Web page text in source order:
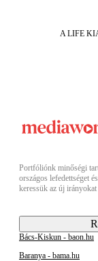
A LIFE
Portfóliónk minőségi
országos lefedettséget
keressük az új
Bács-Kiskun - baon.hu
Baranya - bama.hu